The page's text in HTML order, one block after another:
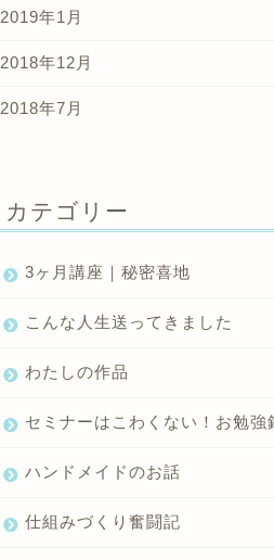
2019年1月
2018年12月
2018年7月
カテゴリー
3ヶ月講座｜秘密喜地
こんな人生送ってきました
わたしの作品
セミナーはこわくない！お勉強
ハンドメイドのお話
仕組みづくり奮闘記